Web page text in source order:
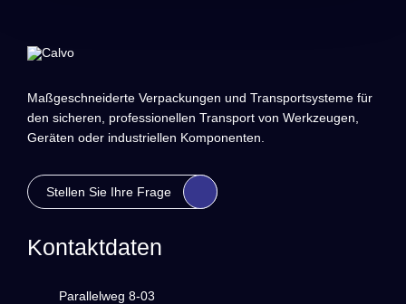
Maßgeschneiderte Verpackungen und Transportsysteme für
den sicheren, professionellen Transport von Werkzeugen,
Geräten oder industriellen Komponenten.
Stellen Sie Ihre Frage
Kontaktdaten
Parallelweg 8-03